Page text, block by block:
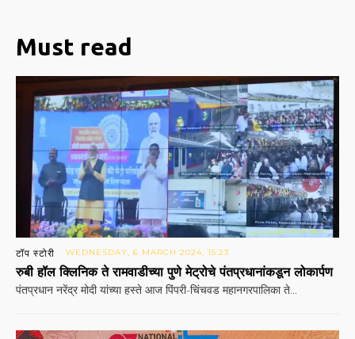
Must read
टॉप स्टोरी WEDNESDAY, 6 MARCH 2024, 15:23
रुबी हॉल क्लिनिक ते रामवाडीच्या पुणे मेट्रोचे पंतप्रधानांकडून लोकार्पण
पंतप्रधान नरेंद्र मोदी यांच्या हस्ते आज पिंपरी-चिंचवड महानगरपालिका ते...